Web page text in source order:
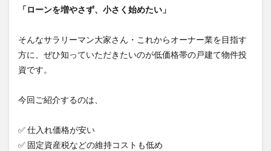
「ローンを増やさず、小さく始めたい」
そんなサラリーマン大家さん・これからオーナー業を目指す
方に、ぜひ知っていただきたいのが低価格帯の戸建て物件投
資です。
今回ご紹介するのは、
✅ 仕入れ価格が安い
✅ 固定資産税などの維持コストも低め